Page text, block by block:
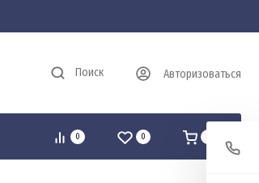
Поиск Авторизоваться
0 0